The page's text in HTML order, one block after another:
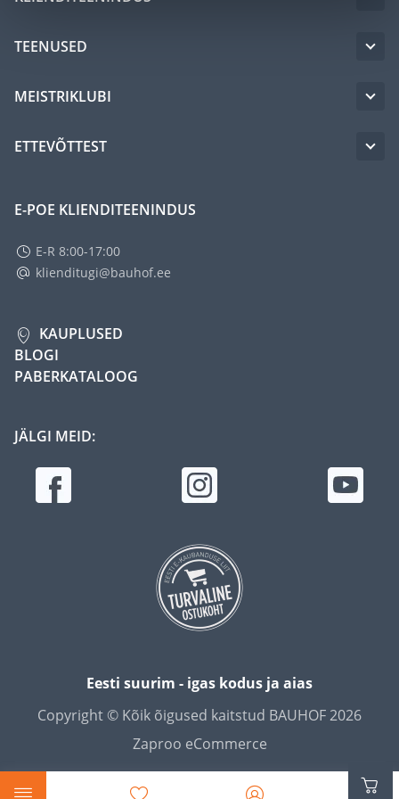
TEENUSED
MEISTRIKLUBI
ETTEVÕTTEST
E-POE KLIENDITEENINDUS
E-R 8:00-17:00
klienditugi@bauhof.ee
KAUPLUSED
BLOGI
PABERKATALOOG
JÄLGI MEID:
Eesti suurim - igas kodus ja aias
Copyright © Kõik õigused kaitstud BAUHOF 2026
Zaproo eCommerce